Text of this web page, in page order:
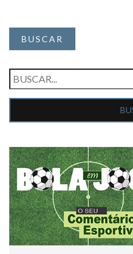
BUSCAR